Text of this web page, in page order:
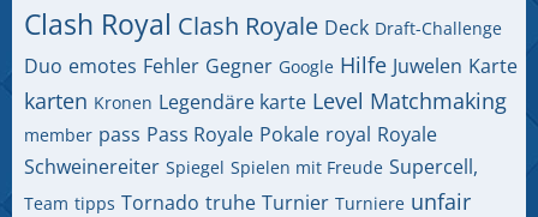
Clash Royal Clash Royale Deck Draft-Challenge
Duo emotes Fehler Gegner Google Hilfe Juwelen Karte
karten Kronen Legendäre karte Level Matchmaking
member pass Pass Royale Pokale royal Royale
Schweinereiter Spiegel Spielen mit Freude Supercell,
Team tipps Tornado truhe Turnier Turniere unfair